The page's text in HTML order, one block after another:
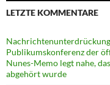
LETZTE KOMMENTARE
Publikumskonferenz der
Nunes-Memo legt nahe,
abgehört wurde